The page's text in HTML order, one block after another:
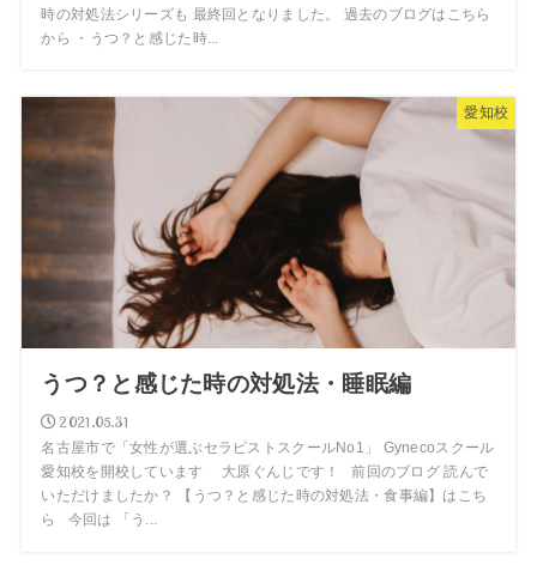
時の対処法シリーズも 最終回となりました。 過去のブログはこちら
から ・うつ？と感じた時...
愛知校
うつ？と感じた時の対処法・睡眠編
2021.05.31
名古屋市で「女性が選ぶセラピストスクールNo1」 Gynecoスクール
愛知校を開校しています 大原ぐんじです！ 前回のブログ 読んで
いただけましたか？ 【うつ？と感じた時の対処法・食事編】はこち
ら 今回は 「う...